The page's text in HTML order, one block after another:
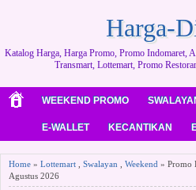
Harga-
Katalog Harga, Harga Promo, Promo Indomaret,
Transmart, Lottemart, Promo
WEEKEND PROMO
E-WALLET KECANTIKAN
Home » Lottemart Swalayan Weekend » Promo
Agustus 2026